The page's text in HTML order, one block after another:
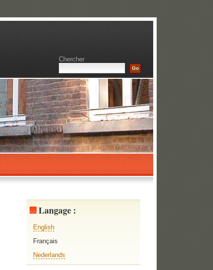
Chercher
Langage :
English
Français
Nederlands